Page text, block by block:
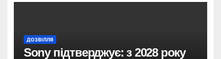
ДОЗВІЛЛЯ
Sony підтверджує: з 2028 року